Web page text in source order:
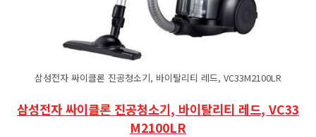
삼성전자 싸이클론 진공청소기, 바이탈리티 레드, VC33M2100LR
삼성전자 싸이클론 진공청소기, 바이탈리티 레드, VC33
M2100LR